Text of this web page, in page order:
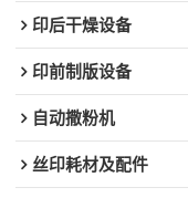
印后干燥设备
印前制版设备
自动撒粉机
丝印耗材及配件